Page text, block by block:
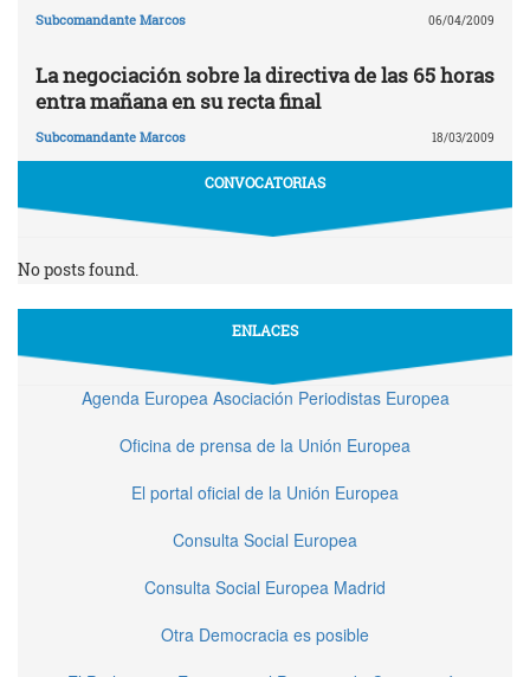
Subcomandante Marcos 06/04/2009
La negociación sobre la directiva de las 65 horas
entra mañana en su recta final
Subcomandante Marcos 18/03/2009
CONVOCATORIAS
No posts found.
ENLACES
Agenda Europea Asociación Periodistas Europea
Oficina de prensa de la Unión Europea
El portal oficial de la Unión Europea
Consulta Social Europea
Consulta Social Europea Madrid
Otra Democracia es posible